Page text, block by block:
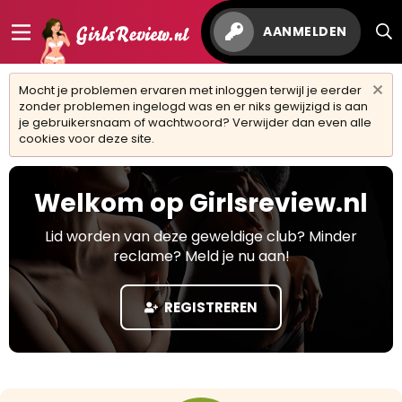
AANMELDEN
Mocht je problemen ervaren met inloggen terwijl je eerder
zonder problemen ingelogd was en er niks gewijzigd is aan
je gebruikersnaam of wachtwoord? Verwijder dan even alle
cookies voor deze site.
Welkom op Girlsreview.nl
Lid worden van deze geweldige club? Minder
reclame? Meld je nu aan!
REGISTREREN